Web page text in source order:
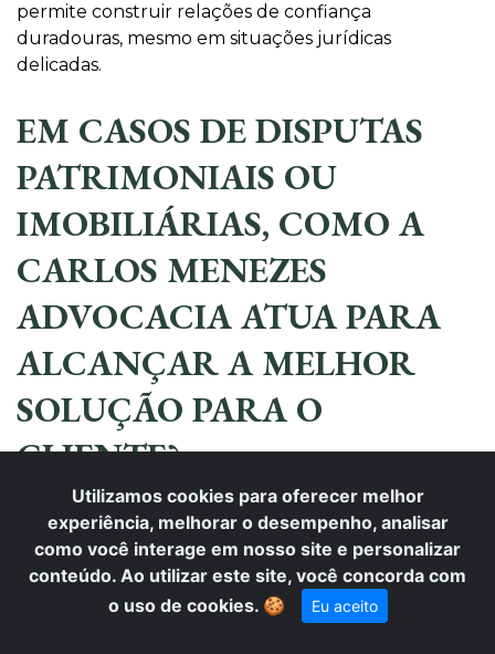
permite construir relações de confiança
duradouras, mesmo em situações jurídicas
delicadas.
EM CASOS DE DISPUTAS
PATRIMONIAIS OU
IMOBILIÁRIAS, COMO A
CARLOS MENEZES
ADVOCACIA ATUA PARA
ALCANÇAR A MELHOR
SOLUÇÃO PARA O
CLIENTE?
Em casos de disputas patrimoniais ou imobiliárias, a
Carlos Menezes Advocacia adota uma abordagem
multifacetada e estratégica para assegurar a melhor
solução para o cliente. Nossa atuação inicia-se com
uma análise minuciosa da documentação
Utilizamos cookies para oferecer melhor
experiência, melhorar o desempenho, analisar
como você interage em nosso site e personalizar
conteúdo. Ao utilizar este site, você concorda com
o uso de cookies. 🍪 Eu aceito